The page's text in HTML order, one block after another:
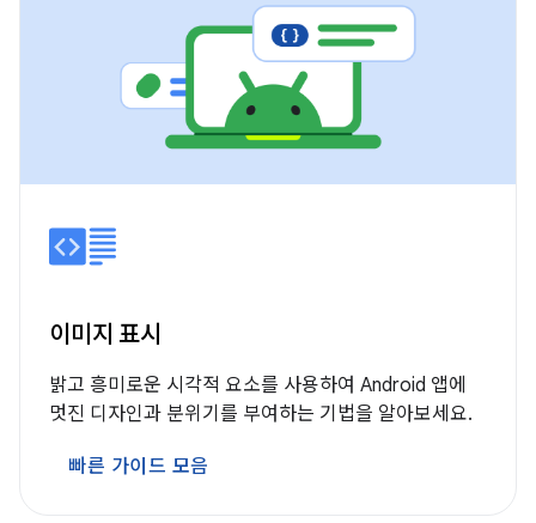
이미지 표시
밝고 흥미로운 시각적 요소를 사용하여 Android 앱에
멋진 디자인과 분위기를 부여하는 기법을 알아보세요.
빠른 가이드 모음